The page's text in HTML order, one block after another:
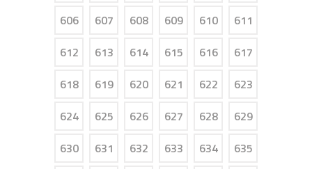
606
607 608 609 610
611
612
613 614 615 616
617
618
619 620 621 622
623
624
625 626 627 628
629
630
631 632 633 634
635